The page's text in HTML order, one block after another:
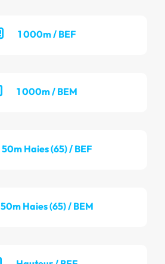
1 000m / BEF
1 000m / BEM
50m Haies (65) / BEF
50m Haies (65) / BEM